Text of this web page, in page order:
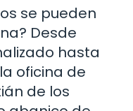
se pueden
Desde
hasta
oficina de
de los